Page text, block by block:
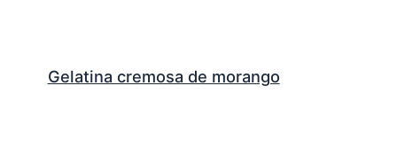
Gelatina cremosa de morango